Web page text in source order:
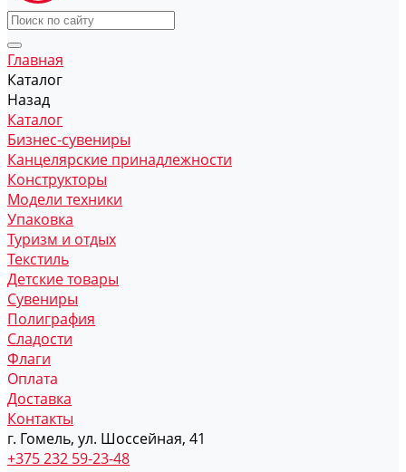
Главная
Каталог
Назад
Каталог
Бизнес-сувениры
Канцелярские принадлежности
Конструкторы
Модели техники
Упаковка
Туризм и отдых
Текстиль
Детские товары
Сувениры
Полиграфия
Сладости
Флаги
Оплата
Доставка
Контакты
г. Гомель, ул. Шоссейная, 41
+375 232 59-23-48